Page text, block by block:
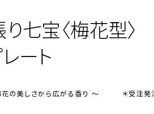
七宝〈梅花型
ート
の美しさから広がる香り 〜 ＊受注発